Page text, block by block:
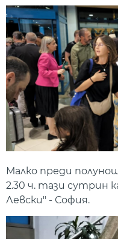
Малко преди
2.30 ч. тази сутрин
Левски" - София.